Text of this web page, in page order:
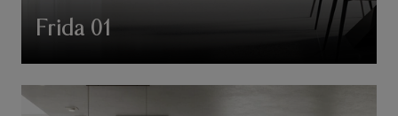
Frida 01